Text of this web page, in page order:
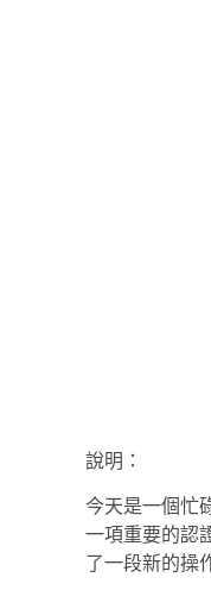
說明：
今天是一個忙
一項重要的認
了一段新的操